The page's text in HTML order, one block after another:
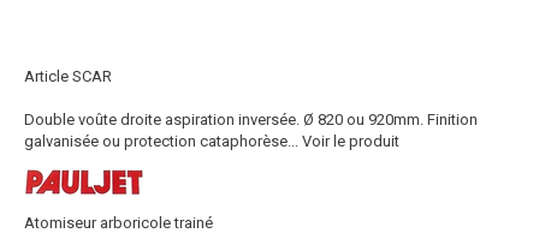
Article SCAR
Double voûte droite aspiration inversée. Ø 820 ou 920mm. Finition
galvanisée ou protection cataphorèse...
Voir le produit
Atomiseur arboricole trainé